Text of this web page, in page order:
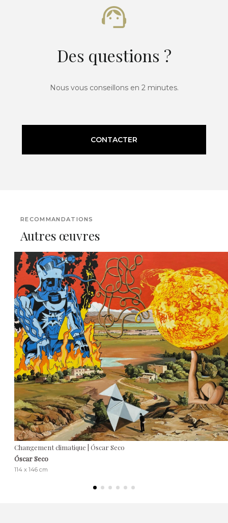
Des questions ?
Nous vous conseillons en 2 minutes.
CONTACTER
RECOMMANDATIONS
Autres œuvres
Changement climatique | Óscar Seco
Óscar Seco
114 x 146 cm